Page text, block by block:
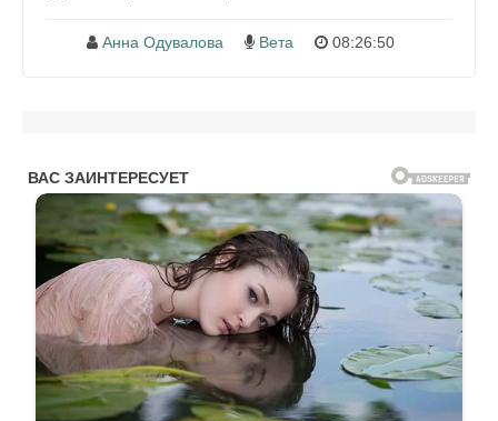
Анна Одувалова Вета 08:26:50